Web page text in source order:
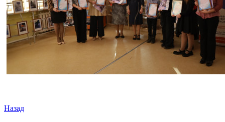
Назад